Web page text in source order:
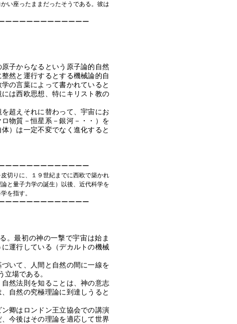
い座ったままだったそうである。彼は
ーーーーーーーーーーーー
子からなるという原子論的自然
然と運行するとする機械論的自
の言葉によって書かれていると
は西欧思想、特にキリスト教の
超えそれに替わって、宇宙にお
物質－恒星系－銀河－・・）を
）は一定不変でなく進化すると
ーーーーーーーーーーーー
切りに、１９世紀までに西欧で築かれ
と量子力学の誕生）以後、近代科学を
を指す。
ーーーーーーーーーーーー
。最初の神の一撃で宇宙は始ま
運行している（デカルトの機械
いて、人間と自然の間に一線を
場である。
然法則を知ることは、神の意志
自然の究極理論に到達しうると
卿はロンドン王立協会での講演
今後はその理論を適応して世界